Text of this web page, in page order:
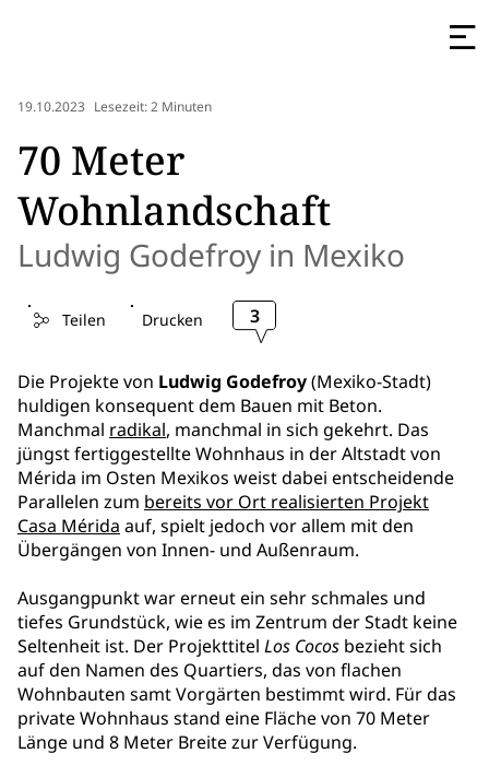
19.10.2023 Lesezeit: 2 Minuten
70 Meter
Wohnlandschaft
Ludwig Godefroy in Mexiko
Teilen Drucken 3
Die Projekte von Ludwig Godefroy(Mexiko-Stadt)
huldigen konsequent dem Bauen mit Beton.
Manchmal radikal, manchmal in sich gekehrt. Das
jüngst fertiggestellte Wohnhaus in der Altstadt von
Mérida im Osten Mexikos weist dabei entscheidende
Parallelen zum bereits vor Ort realisierten Projekt
Casa Mérida auf, spielt jedoch vor allem mit den
Übergängen von Innen- und Außenraum.
Ausgangpunkt war erneut ein sehr schmales und
tiefes Grundstück, wie es im Zentrum der Stadt keine
Seltenheit ist. Der Projekttitel Los Cocos bezieht sich
auf den Namen des Quartiers, das von flachen
Wohnbauten samt Vorgärten bestimmt wird. Für das
private Wohnhaus stand eine Fläche von 70 Meter
Länge und 8 Meter Breite zur Verfügung.